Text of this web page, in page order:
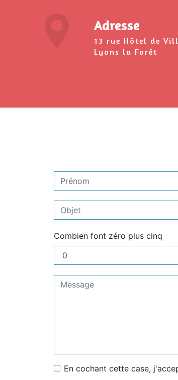
Adresse
13 rue Hôtel de Ville 27480
Lyons la Forêt
Combien font zéro plus cinq
En cochant cette case,